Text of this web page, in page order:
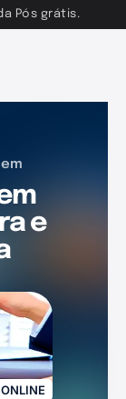
Pós grátis.
e